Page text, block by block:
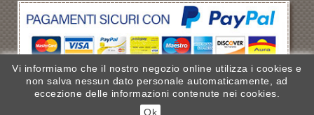
Vi informiamo che il nostro negozio online utilizza i cookies e
non salva nessun dato personale automaticamente, ad
eccezione delle informazioni contenute nei cookies.
Ok
© 2019 - Ecommerce By Immagine & Suono